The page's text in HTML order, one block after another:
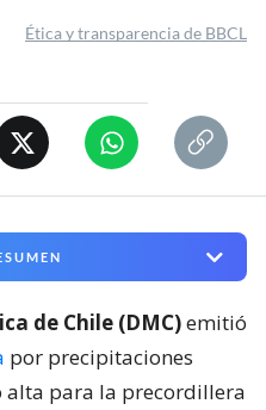
Ética y transparencia de BBCL
de Chile (DMC)emitió
por precipitaciones
alta para la precordillera